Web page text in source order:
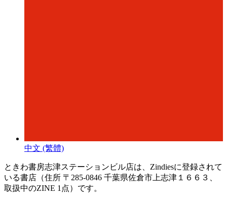
中文 (繁體)
ときわ書房志津ステーションビル店は、Zindiesに登録されて
いる書店（住所 〒285-0846 千葉県佐倉市上志津１６６３、
取扱中のZINE 1点）です。